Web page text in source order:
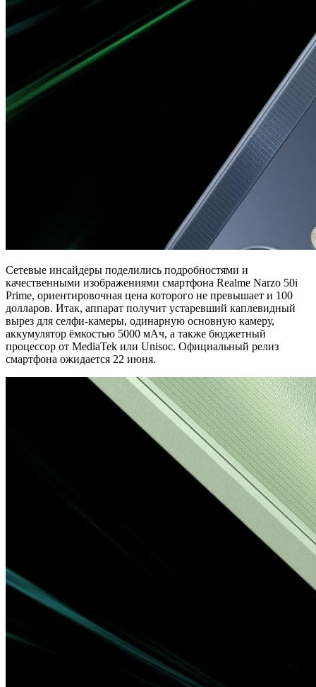
Сетевые инсайдеры поделились подробностями и
качественными изображениями смартфона Realme Narzo 50i
Prime, ориентировочная цена которого не превышает и 100
долларов. Итак, аппарат получит устаревший каплевидный
вырез для селфи-камеры, одинарную основную камеру,
аккумулятор ёмкостью 5000 мАч, а также бюджетный
процессор от MediaTek или Unisoc. Официальный релиз
смартфона ожидается 22 июня.